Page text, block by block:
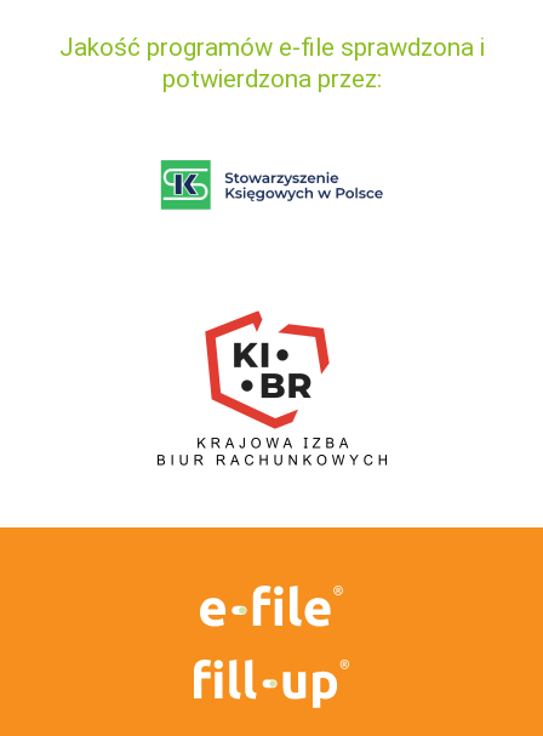
Jakość programów e-file sprawdzona i
potwierdzona przez: